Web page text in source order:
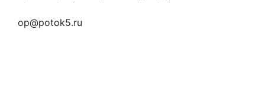
op@potok5.ru